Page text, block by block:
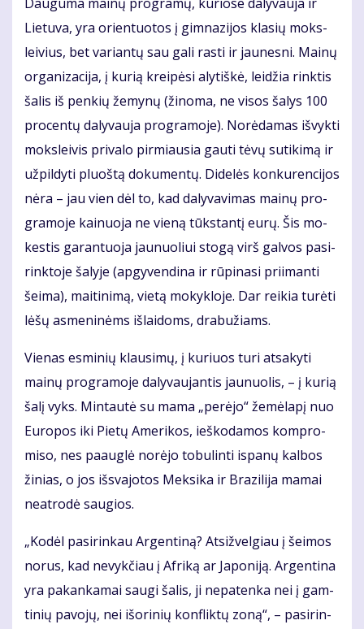
Lie­tu­va, yra orien­tuo­tos į gim­na­zi­jos kla­sių moks­
lei­vius, bet va­rian­tų sau ga­li ras­ti ir jau­nes­ni. Mai­nų
or­ga­ni­za­ci­ja, į ku­rią krei­pė­si aly­tiš­kė, lei­džia rink­tis
ša­lis iš pen­kių že­my­nų (ži­no­ma, ne vi­sos ša­lys 100
pro­cen­tų da­ly­vau­ja pro­gra­mo­je). No­rė­da­mas iš­vyk­ti
moks­lei­vis pri­va­lo pir­miau­sia gau­ti tė­vų su­ti­ki­mą ir
už­pil­dy­ti pluoš­tą do­ku­men­tų. Di­de­lės kon­ku­ren­ci­jos
nė­ra – jau vien dėl to, kad da­ly­va­vi­mas mai­nų pro­
gra­mo­je kai­nuo­ja ne vie­ną tūks­tan­tį eu­rų. Šis mo­
kes­tis ga­ran­tuo­ja jau­nuo­liui sto­gą virš gal­vos pa­si­
rink­to­je ša­ly­je (ap­gy­ven­di­na ir rū­pi­na­si pri­iman­ti
šei­ma), mai­ti­ni­mą, vie­tą mo­kyk­lo­je. Dar rei­kia tu­rė­ti
lė­šų as­me­ni­nėms iš­lai­doms, dra­bu­žiams.
Vie­nas es­mi­nių klau­si­mų, į ku­riuos tu­ri at­sa­ky­ti
mai­nų pro­gra­mo­je da­ly­vau­jan­tis jau­nuo­lis, – į ku­rią
ša­lį vyks. Min­tau­tė su ma­ma „per­ėjo“ že­mė­la­pį nuo
Eu­ro­pos iki Pie­tų Ame­ri­kos, ieš­ko­da­mos kom­pro­
mi­so, nes pa­aug­lė no­rė­jo to­bu­lin­ti is­pa­nų kal­bos
ži­nias, o jos iš­sva­jo­tos Mek­si­ka ir Bra­zi­li­ja ma­mai
ne­at­ro­dė sau­gios.
„Ko­dėl pa­si­rin­kau Ar­gen­ti­ną? At­si­žvel­giau į šei­mos
no­rus, kad ne­vyk­čiau į Af­ri­ką ar Ja­po­ni­ją. Ar­gen­ti­na
yra pa­kan­ka­mai sau­gi ša­lis, ji ne­pa­ten­ka nei į gam­
ti­nių pa­vo­jų, nei iš­ori­nių kon­flik­tų zo­ną“, – pa­si­rin­